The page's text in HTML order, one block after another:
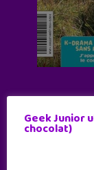
Geek Junior
chocolat)